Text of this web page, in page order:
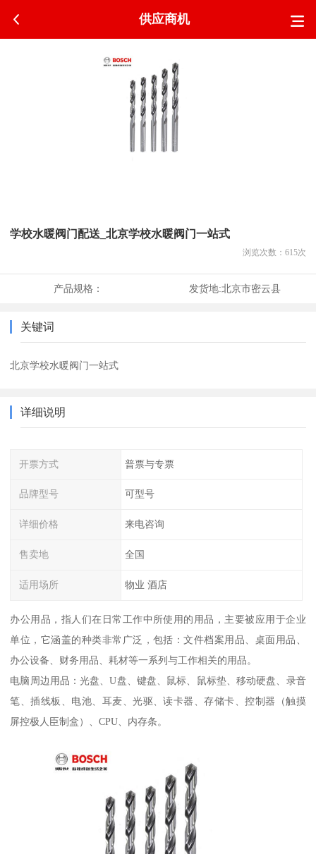
供应商机
学校水暖阀门配送_北京学校水暖阀门一站式
浏览次数： 615次
产品规格： 发货地:北京市密云县
关键词
北京学校水暖阀门一站式
详细说明
开票方式 普票与专票
品牌型号 可型号
详细价格 来电咨询
售卖地 全国
适用场所 物业 酒店
办公用品，指人们在日常工作中所使用的用品，主要被应用于企业
单位，它涵盖的种类非常广泛，包括：文件档案用品、桌面用品、
办公设备、财务用品、耗材等一系列与工作相关的用品。
电脑周边用品：光盘、U盘、键盘、鼠标、鼠标垫、移动硬盘、录音
笔、插线板、电池、耳麦、光驱、读卡器、存储卡、控制器（触摸
屏控极人臣制盒）、CPU、内存条。